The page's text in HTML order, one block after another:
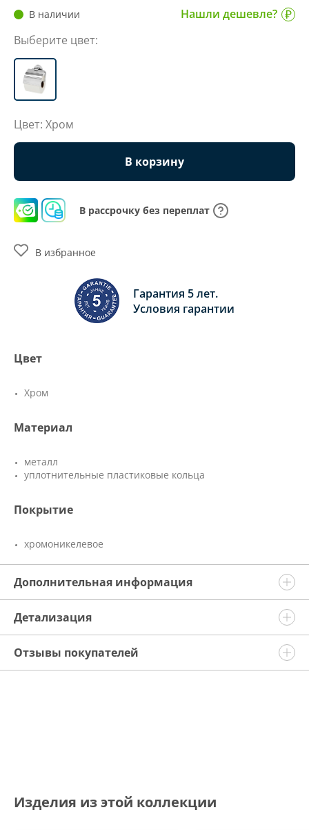
В наличии
Нашли дешевле?
Выберите цвет:
Цвет: Хром
В корзину
В рассрочку без переплат
Гарантия 5 лет.
Условия гарантии
В избранное
Цвет
Хром
Материал
металл
уплотнительные пластиковые кольца
Покрытие
хромоникелевое
Дополнительная информация
Детализация
Отзывы покупателей
Изделия из этой коллекции